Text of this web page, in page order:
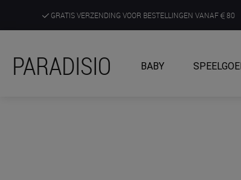
GRATIS VERZENDING VOOR BESTELLINGEN VANAF 80
ONTDEK, BELEEF EN KRIJG ADVIES IN ONZE WINKELS
PARADISIO BABY